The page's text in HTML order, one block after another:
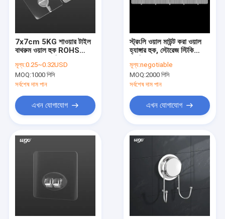
7x7cm 5KG শাওয়ার টাইল
বাথরুম ওয়াল হুক ROHS
মূল্য:0.25~0.32USD
MOQ:1000 পিসি
সর্বশেষ দাম পান
এখন যোগাযোগ
স্ট্রংলি ওয়াল মাউন্ট করা ওয়াল
হ্যাঙ্গার হুক, স্টোরেজ স্টিকি
মূল্য:negotiable
MOQ:2000 পিসি
সর্বশেষ দাম পান
এখন যোগাযোগ